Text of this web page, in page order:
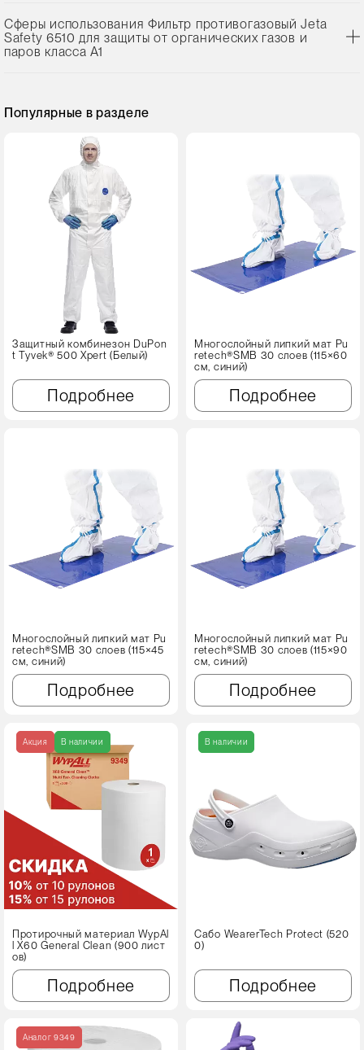
Сферы использования Фильтр противогазовый Jeta
Safety 6510 для защиты от органических газов и
паров класса A1
Популярные в разделе
Защитный комбинезон DuPon
t Tyvek® 500 Xpert (Белый)
Подробнее
Многослойный липкий мат Pu
retech®SMB 30 слоев (115×60
см, синий)
Подробнее
Многослойный липкий мат Pu
retech®SMB 30 слоев (115×45
см, синий)
Подробнее
Многослойный липкий мат Pu
retech®SMB 30 слоев (115×90
см, синий)
Подробнее
Акция В наличии
Протирочный материал WypAl
l X60 Genеral Clean (900 лист
ов)
Подробнее
В наличии
Сабо WearerTech Protect (520
0)
Подробнее
Аналог 9349